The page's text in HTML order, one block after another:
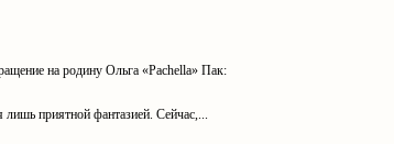
на родину Ольга «Pachella» Пак:
лишь приятной фантазией. Сейчас,...